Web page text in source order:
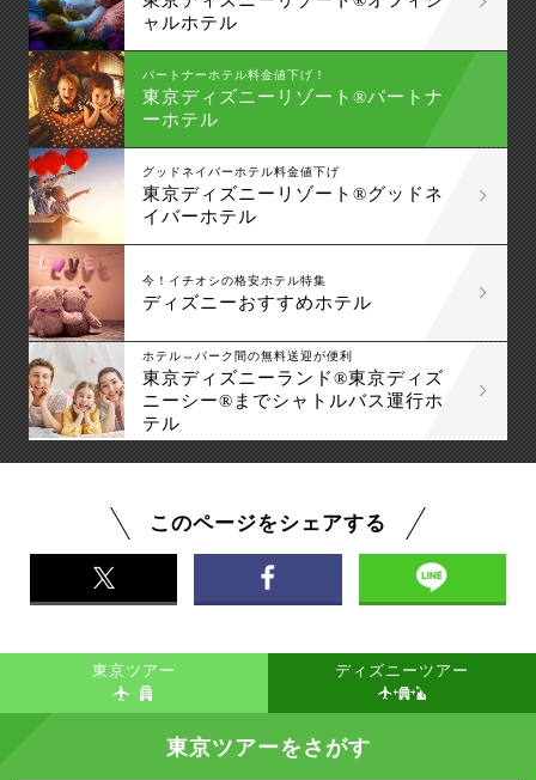
ャルホテル
パートナーホテル料金値下げ！
東京ディズニーリゾート®パートナ
ーホテル
グッドネイバーホテル料金値下げ
東京ディズニーリゾート®グッドネ
イバーホテル
今！イチオシの格安ホテル特集
ディズニーおすすめホテル
ホテル⇔パーク間の無料送迎が便利
東京ディズニーランド®東京ディズ
ニーシー®までシャトルバス運行ホ
テル
このページをシェアする
東京ツアー ディズニーツアー
東京ツアーをさがす